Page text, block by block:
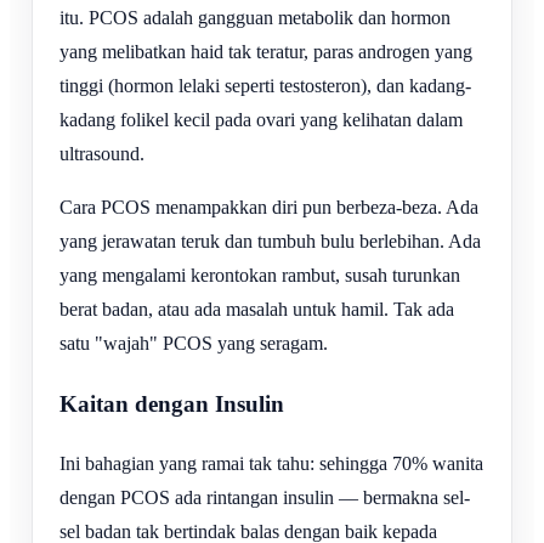
itu. PCOS adalah gangguan metabolik dan hormon
yang melibatkan haid tak teratur, paras androgen yang
tinggi (hormon lelaki seperti testosteron), dan kadang-
kadang folikel kecil pada ovari yang kelihatan dalam
ultrasound.
Cara PCOS menampakkan diri pun berbeza-beza. Ada
yang jerawatan teruk dan tumbuh bulu berlebihan. Ada
yang mengalami kerontokan rambut, susah turunkan
berat badan, atau ada masalah untuk hamil. Tak ada
satu "wajah" PCOS yang seragam.
Kaitan dengan Insulin
Ini bahagian yang ramai tak tahu: sehingga 70% wanita
dengan PCOS ada rintangan insulin — bermakna sel-
sel badan tak bertindak balas dengan baik kepada